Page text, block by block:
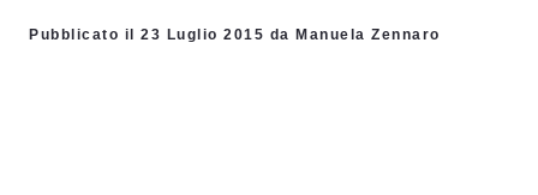
Pubblicato il 23 Luglio 2015 da Manuela Zennaro